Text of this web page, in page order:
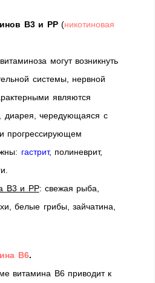
В3 и РР (никотиновая
могут возникнуть
системы, нервной
являются
диарея, чередующаяся с
прогрессирующем
гастрит, полиневрит,
В3 и РР: свежая рыба,
белые грибы, зайчатина,
В6.
витамина В6 приводит к